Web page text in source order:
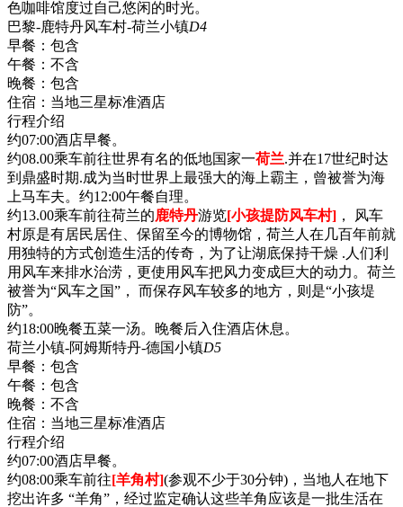
色咖啡馆度过自己悠闲的时光。
巴黎-鹿特丹风车村-荷兰小镇D4
早餐： 包含
午餐： 不含
晚餐： 包含
住宿： 当地三星标准酒店
行程介绍
约07:00酒店早餐。
约08.00乘车前往世界有名的低地国家一荷兰.并在17世纪时达
到鼎盛时期.成为当时世界上最强大的海上霸主，曾被誉为海
上马车夫。约12:00午餐自理。
约13.00乘车前往荷兰的鹿特丹游览[小孩提防风车村] ， 风车
村原是有居民居住、保留至今的博物馆，荷兰人在几百年前就
用独特的方式创造生活的传奇，为了让湖底保持干燥 .人们利
用风车来排水治涝，更使用风车把风力变成巨大的动力。荷兰
被誉为“风车之国”， 而保存风车较多的地方，则是“小孩堤
防”。
约18:00晚餐五菜一汤。晚餐后入住酒店休息。
荷兰小镇-阿姆斯特丹-德国小镇D5
早餐： 包含
午餐： 包含
晚餐： 不含
住宿： 当地三星标准酒店
行程介绍
约07:00酒店早餐。
约08:00乘车前往[羊角村](参观不少于30分钟)，当地人在地下
挖出许多 “羊角”，经过监定确认这些羊角应该是一批生活在